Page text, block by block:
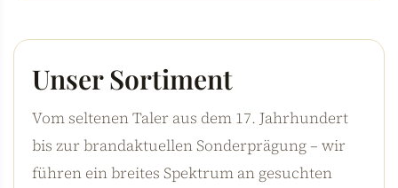
Unser Sortiment
Vom seltenen Taler aus dem 17. Jahrhundert
bis zur brandaktuellen Sonderprägung – wir
führen ein breites Spektrum an gesuchten